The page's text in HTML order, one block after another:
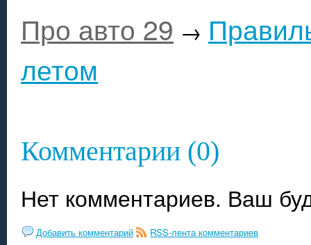
Про авто 29 →
летом
Комментарии (0)
Нет комментариев. Ваш
Добавить комментарий RSS-лента комментариев